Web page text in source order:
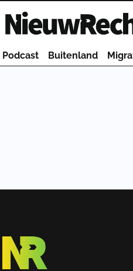
Homepage van NieuwRechts
Podcast Buitenland